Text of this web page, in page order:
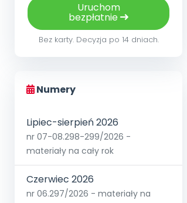
Uruchom
bezpłatnie
Bez karty. Decyzja po 14 dniach.
Numery
Lipiec-sierpień 2026
nr 07-08.298-299/2026 -
materiały na cały rok
Czerwiec 2026
nr 06.297/2026 - materiały na